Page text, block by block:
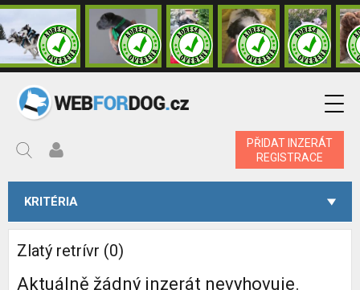
PŘIDAT INZERÁT
REGISTRACE
KRITÉRIA
Zlatý retrívr (0)
Aktuálně žádný inzerát nevyhovuje.